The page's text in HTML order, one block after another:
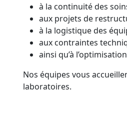
à la continuité des
aux projets de
à la logistique des
aux contraintes
ainsi qu’à
Nos équipes vous
laboratoires.